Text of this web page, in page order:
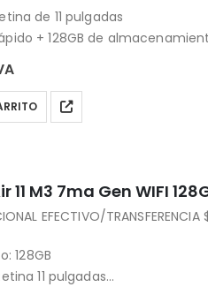
de 11 pulgadas
+ 128GB de
de 12MP
gran angular de 12MP
11 M3 7ma Gen WIFI
EFECTIVO/TRANSFERENCIA
128GB
11 pulgadas